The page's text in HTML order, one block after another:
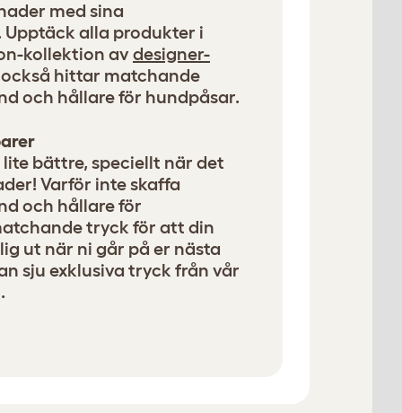
med sina
alla produkter i
kollektion avdesigner-
hittar matchande
och hållare för hundpåsar.
bättre, speciellt när det
Varför inte skaffa
och hållare för
tryck för att din
ut när ni går på er nästa
sju exklusiva tryck från vår